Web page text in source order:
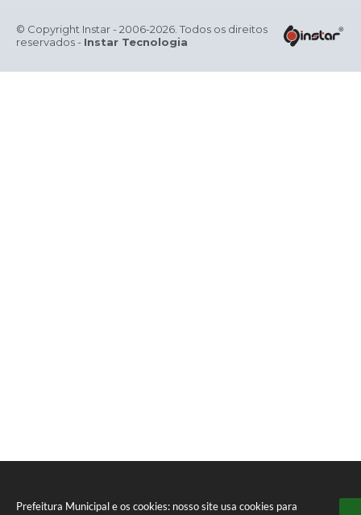
Prefeitura Municipal e os cookies: nosso site usa cookies para
© Copyright Instar - 2006-2026. Todos os direitos
reservados - Instar Tecnologia